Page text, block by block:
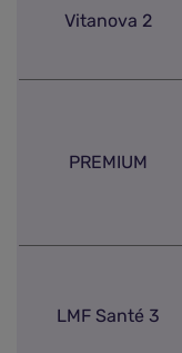
Vitanova 2
PREMIUM
LMF Santé 3